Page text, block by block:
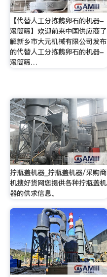
【代替人工分拣鹅卵石的机器-
滚筒筛】欢迎前来中国供应商了
解新乡市大元机械有限公司发布
的代替人工分拣鹅卵石的机器-
滚筒筛…
拧瓶盖机器_拧瓶盖机器/采购商
机搜好货网您提供各种拧瓶盖机
器的供求信息。